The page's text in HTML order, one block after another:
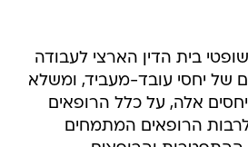
בית הדין הארצי לעבודה
של יחסי עובד-מעביד, ומשלא
אלה, על כלל הרופאים
הרופאים המתמחים